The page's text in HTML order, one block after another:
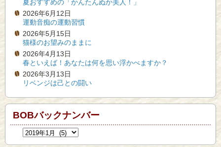
夏おすすめの「かんたんぬか美人！」
2026年6月12日
運動音痴の運動習慣
2026年5月15日
猫様のお望みのままに
2026年4月13日
春といえば！あなたは何を思い浮かべますか？
2026年3月13日
リベンジは己との闘い
BOBバックナンバー